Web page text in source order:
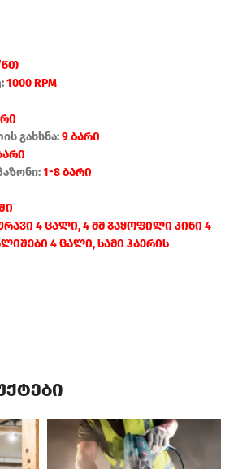
წთ
1000 RPM
გახსნა:9 ბარი
1-8 ბარი
ი
4 ცალი, 4 მმ გაყოფილი პინი 4
4 ცალი, სამი ჰაერის